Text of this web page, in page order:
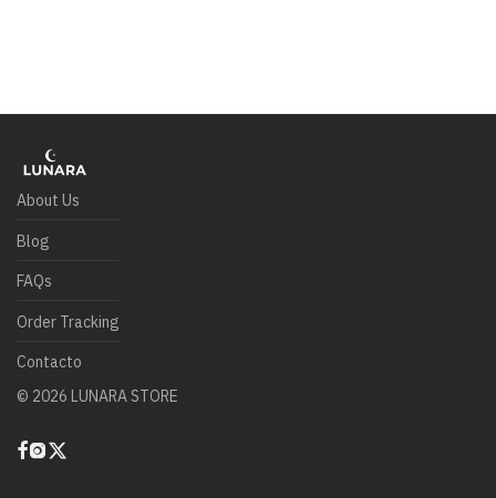
About Us
Blog
FAQs
Order Tracking
Contacto
© 2026 LUNARA STORE